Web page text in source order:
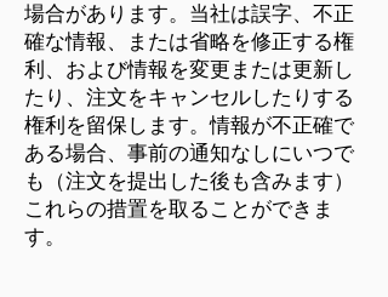
場合があります。当社は誤字、不正
確な情報、または省略を修正する権
利、および情報を変更または更新し
たり、注文をキャンセルしたりする
権利を留保します。情報が不正確で
ある場合、事前の通知なしにいつで
も（注文を提出した後も含みます）
これらの措置を取ることができま
す。